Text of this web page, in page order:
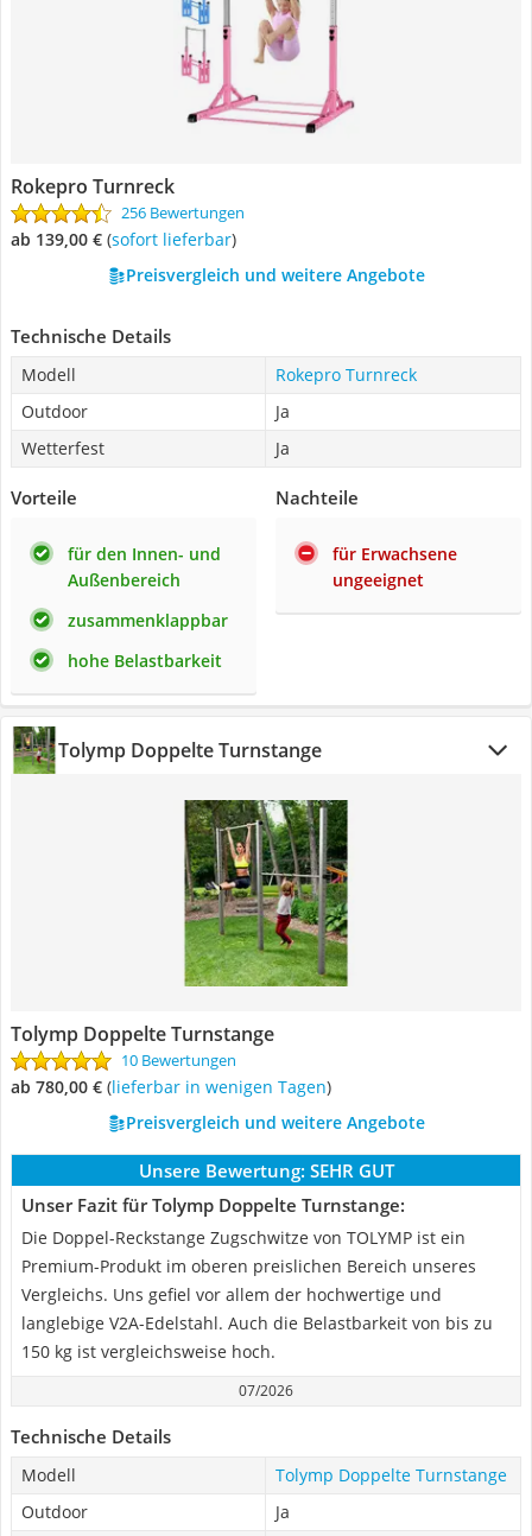
Rokepro Turnreck
256 Bewertungen
ab 139,00 € ( Sofort lieferbar)
Preisvergleich und weitere Angebote
Technische Details
Modell
Rokepro Turnreck
Outdoor
Ja
Wetterfest
Ja
Vorteile
für den Innen- und
Außenbereich
zusammenklappbar
hohe Belastbarkeit
Nachteile
für Erwachsene
ungeeignet
Tolymp Doppelte Turnstange
Tolymp Doppelte Turnstange
10 Bewertungen
ab 780,00 € ( Lieferbar in wenigen Tagen)
Preisvergleich und weitere Angebote
Unsere Bewertung: SEHR GUT
Unser Fazit für Tolymp Doppelte Turnstange:
Die Doppel-Reckstange Zugschwitze von TOLYMP ist ein
Premium-Produkt im oberen preislichen Bereich unseres
Vergleichs. Uns gefiel vor allem der hochwertige und
langlebige V2A-Edelstahl. Auch die Belastbarkeit von bis zu
150 kg ist vergleichsweise hoch.
07/2026
Technische Details
Modell
Tolymp Doppelte Turnstange
Outdoor
Ja